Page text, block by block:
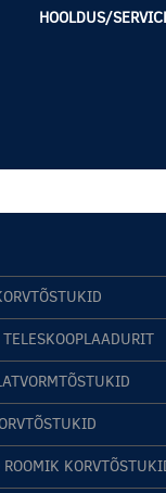
HOOLDUS/